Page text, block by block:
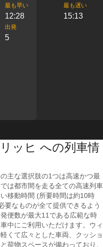
最も早い
12:28
最も遅い
15:13
出発
5
ッヒ への列車情
主な選択肢の1つは高速かつ最
は都市間を走る全ての高速列車
移動時間 (所要時間は約10時
要なものが全て提供できるよう
便数が最大11である広範な時
中にご利用いただけます。ウィ
くて広々とした車両、クッショ
荷物スペースが備わっており、